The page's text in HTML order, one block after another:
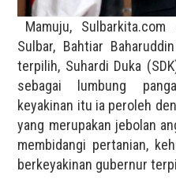
Mamuju,
Sulbar, Bahtiar
terpilih, Suhardi Duka
sebagai lumbung
keyakinan itu ia peroleh
yang merupakan jebolan
membidangi pertanian,
berkeyakinan gubernur